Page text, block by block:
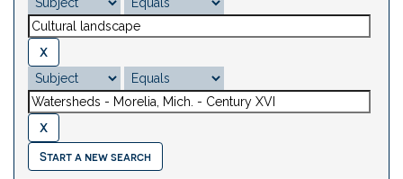
Start a new search